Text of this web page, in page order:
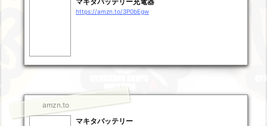
https://amzn.to/3P0bEgw
amzn.to
マキタバッテリー